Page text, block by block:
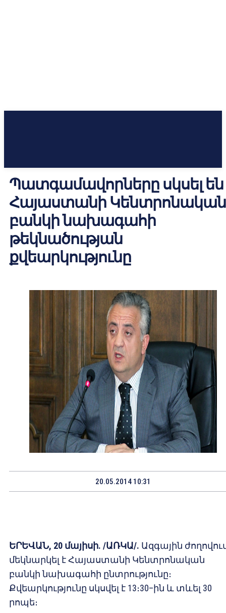
Պատգամավորները սկսել են
Հայաստանի Կենտրոնական
բանկի նախագահի
թեկնածության
քվեարկությունը
20.05.2014 10:31
ԵՐԵՎԱՆ, 20 մայիսի. /ԱՌԿԱ/. Ազգային
մեկնարկել է Հայաստանի Կենտրոնական
բանկի նախագահի ընտրությունը։
Քվեարկությունը սկսվել է 13։30–ին և տևել 30
րոպե։